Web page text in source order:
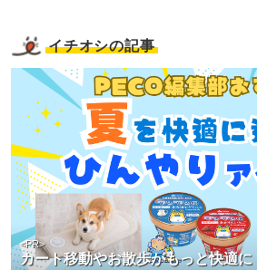
イチオシの記事
カート移動やお散歩がもっと快適
<PR>